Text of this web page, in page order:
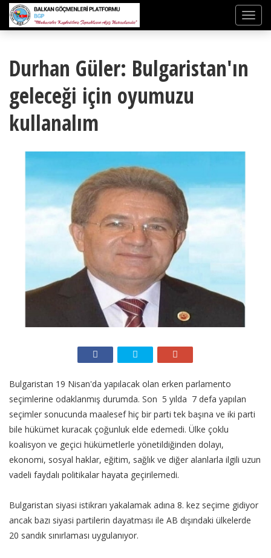
Durhan Güler: Bulgaristan'ın
geleceği için oyumuzu
kullanalım
Bulgaristan 19 Nisan'da yapılacak olan erken parlamento
seçimlerine odaklanmış durumda. Son 5 yılda 7 defa yapılan
seçimler sonucunda maalesef hiç bir parti tek başına ve iki parti
bile hükümet kuracak çoğunluk elde edemedi. Ülke çoklu
koalisyon ve geçici hükümetlerle yönetildiğinden dolayı,
ekonomi, sosyal haklar, eğitim, sağlık ve diğer alanlarla ilgili uzun
vadeli faydalı politikalar hayata geçirilemedi.
Bulgaristan siyasi istikrarı yakalamak adına 8. kez seçime gidiyor
ancak bazı siyasi partilerin dayatması ile AB dışındaki ülkelerde
20 sandık sınırlaması uygulanıyor.